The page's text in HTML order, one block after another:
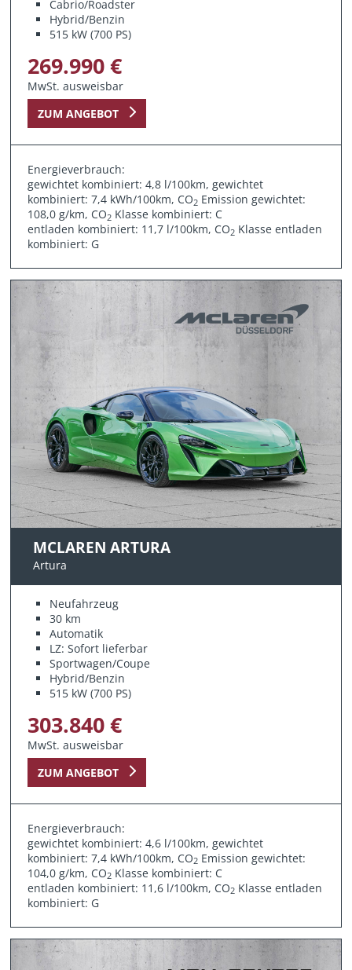
Cabrio/Roadster
Hybrid/Benzin
515 kW (700 PS)
269.990 €
MwSt. ausweisbar
ZUM ANGEBOT
Energieverbrauch:
gewichtet kombiniert: 4,8 l/100km, gewichtet
kombiniert: 7,4 kWh/100km, CO2 Emission gewichtet:
108,0 g/km, CO2 Klasse kombiniert: C
entladen kombiniert: 11,7 l/100km, CO2 Klasse entladen
kombiniert: G
MCLAREN ARTURA
Artura
Neufahrzeug
30 km
Automatik
LZ: Sofort lieferbar
Sportwagen/Coupe
Hybrid/Benzin
515 kW (700 PS)
303.840 €
MwSt. ausweisbar
ZUM ANGEBOT
Energieverbrauch:
gewichtet kombiniert: 4,6 l/100km, gewichtet
kombiniert: 7,4 kWh/100km, CO2 Emission gewichtet:
104,0 g/km, CO2 Klasse kombiniert: C
entladen kombiniert: 11,6 l/100km, CO2 Klasse entladen
kombiniert: G